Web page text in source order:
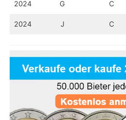
2024 G C
2024 J C